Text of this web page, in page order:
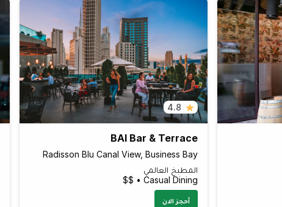
4.8
BAI Bar & Terrace
Radisson Blu Canal View, Business Bay
المطبخ العالمي
Casual Dining • $$
أحجز الان